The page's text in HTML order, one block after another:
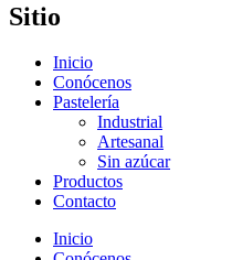
Sitio
Inicio
Conócenos
Pastelería
Industrial
Artesanal
Sin azúcar
Productos
Contacto
Inicio